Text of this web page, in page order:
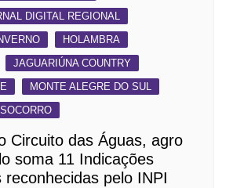
DIGITAL REGIONAL
HOLAMBRA
JAGUARIÚNA COUNTRY
MONTE ALEGRE DO SUL
SOCORRO
Circuito das Águas, agro
soma 11 Indicações
reconhecidas pelo INPI